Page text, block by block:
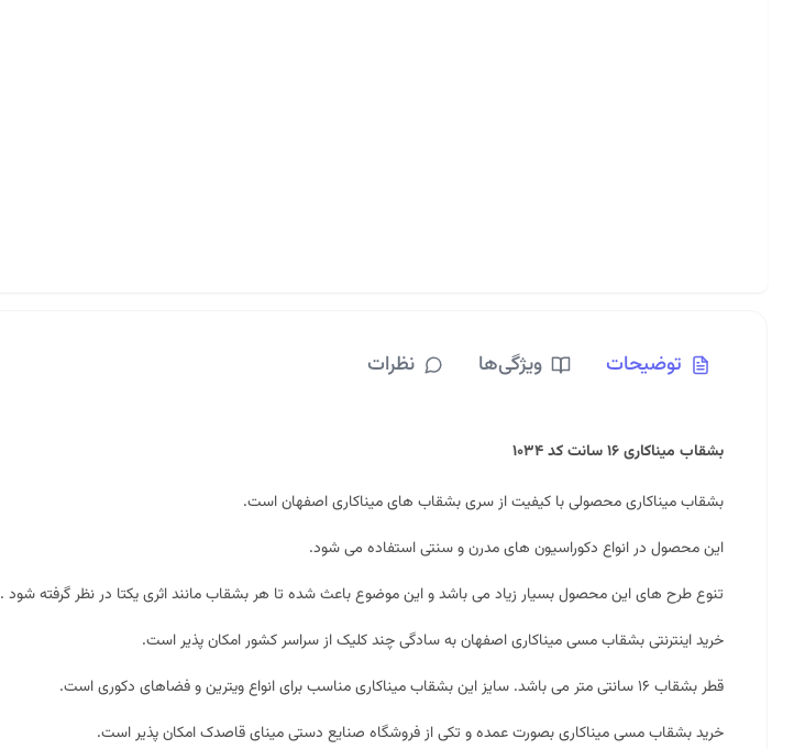
توضیحات ویژگی‌ها نظرات
بشقاب میناکاری ۱۶ سانت کد ۱۰۳۴
بشقاب میناکاری محصولی با کیفیت از سری بشقاب های میناکاری اصفهان است.
این محصول در انواع دکوراسیون های مدرن و سنتی استفاده می شود.
تنوع طرح های این محصول بسیار زیاد می باشد و این موضوع باعث شده تا هر بشقاب مانند اثری یکتا در نظر گرفته شود .
خرید اینترنتی بشقاب مسی میناکاری اصفهان به سادگی چند کلیک از سراسر کشور امکان پذیر است.
قطر بشقاب ۱۶ سانتی متر می باشد. سایز این بشقاب
میناکاریمناسب برای انواع ویترین و فضاهای دکوری است.
خرید بشقاب مسی میناکاری بصورت عمده و تکی از فروشگاه صنایع دستیمینای قاصدکامکان پذیر است.